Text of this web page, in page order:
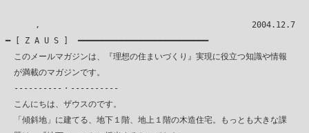
,　　　　　　　　　　　　　　　　　　　　　　　　　 2004.12.7
━ [ Z A U S ]  ━━━━━━━━━━━━━━━━━━━━━━━━━━━
このメールマガジンは、『理想の住まいづくり』実現に役立つ知識や情報
が満載のマガジンです。
----------・----------
こんにちは、ザウスのです。
「傾斜地」に建てる、地下１階、地上１階の木造住宅。もっとも大きな課